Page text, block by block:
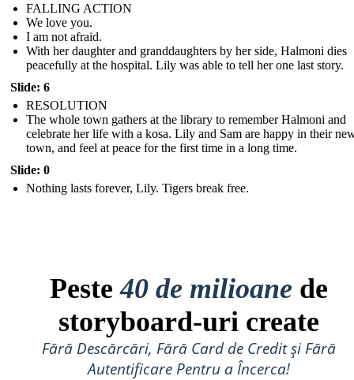
FALLING ACTION
We love you.
I am not afraid.
With her daughter and granddaughters by her side, Halmoni dies
peacefully at the hospital. Lily was able to tell her one last story.
Slide: 6
RESOLUTION
The whole town gathers at the library to remember Halmoni and
celebrate her life with a kosa. Lily and Sam are happy in their
town, and feel at peace for the first time in a long time.
Slide: 0
Nothing lasts forever, Lily. Tigers break free.
Peste40 de milioane de
storyboard-uri create
Fără Descărcări, Fără Card de Credit și Fără
Autentificare Pentru a Încerca!